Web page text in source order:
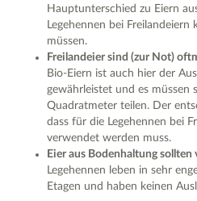
Hauptunterschied zu Eiern
Legehennen bei
müssen.
Freilandeier sind (zur Not)
Bio-Eiern ist auch hier der
gewährleistet und es müssen
Quadratmeter teilen. Der
dass für die Legehennen bei
verwendet werden muss.
Eier aus Bodenhaltung
Legehennen leben in sehr
Etagen und haben keinen